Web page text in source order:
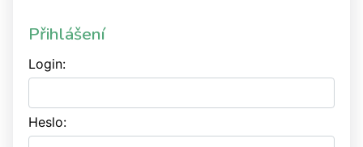
Přihlášení
Login:
Heslo: